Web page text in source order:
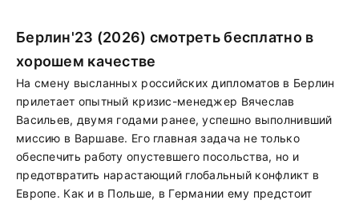
Берлин'23 (2026) смотреть бесплатно в
хорошем качестве
На смену высланных российских дипломатов в Берлин
прилетает опытный кризис-менеджер Вячеслав
Васильев, двумя годами ранее, успешно выполнивший
миссию в Варшаве. Его главная задача не только
обеспечить работу опустевшего посольства, но и
предотвратить нарастающий глобальный конфликт в
Европе. Как и в Польше, в Германии ему предстоит